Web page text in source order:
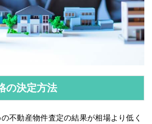
の決定方法
不動産物件査定の結果が相場より低く